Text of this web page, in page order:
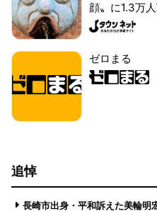
顔〟に1.3万
ゼロまる
追悼
長崎市出身・平和訴えた美輪